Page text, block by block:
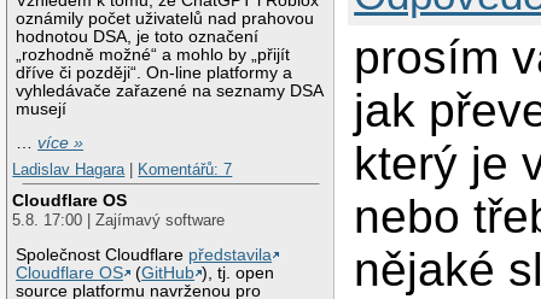
oznámily počet uživatelů nad prahovou
hodnotou DSA, je toto označení
„rozhodně možné“ a mohlo by „přijít
dříve či později“. On-line platformy a
vyhledávače zařazené na seznamy DSA
musejí
…více »
Ladislav Hagara
Komentářů: 7
Cloudflare OS
5.8. 17:00 | Zajímavý software
Společnost Cloudflare představila
Cloudflare OS
(GitHub ), tj. open
source platformu navrženou pro
prosím
jak
který je
nebo
nějaké